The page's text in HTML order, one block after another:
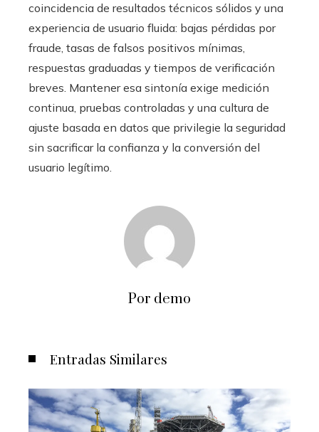
coincidencia de resultados técnicos sólidos y una
experiencia de usuario fluida: bajas pérdidas por
fraude, tasas de falsos positivos mínimas,
respuestas graduadas y tiempos de verificación
breves. Mantener esa sintonía exige medición
continua, pruebas controladas y una cultura de
ajuste basada en datos que privilegie la seguridad
sin sacrificar la confianza y la conversión del
usuario legítimo.
Por demo
Entradas Similares